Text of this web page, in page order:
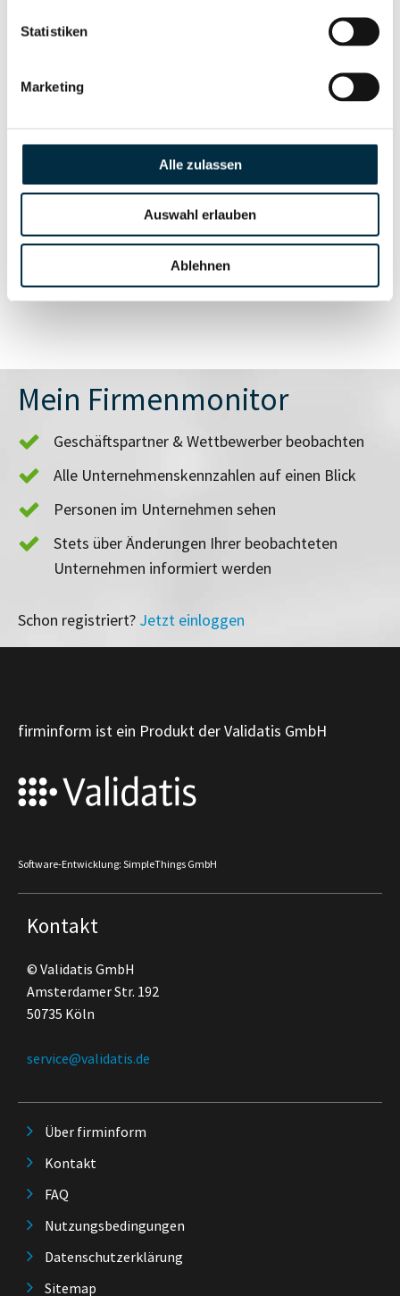
Statistiken
Marketing
Alle zulassen
Auswahl erlauben
Ablehnen
PEP- und
Unternehmensprofil
Unternehmensprofil
anfragen
Branchen- und
Vollständiges
Unternehmensprofil
anfragen
Mein Firmenmonitor
Geschäftspartner & Wettbewerber beobachten
Alle Unternehmenskennzahlen auf einen Blick
Personen im Unternehmen sehen
Stets über Änderungen Ihrer beobachteten
Unternehmen informiert werden
Schon registriert? Jetzt einloggen
firminform ist ein Produkt der Validatis GmbH
Software-Entwicklung: SimpleThings GmbH
Kontakt
© Validatis GmbH
Amsterdamer Str. 192
50735 Köln
service@validatis.de
Über firminform
Kontakt
FAQ
Nutzungsbedingungen
Datenschutzerklärung
Sitemap